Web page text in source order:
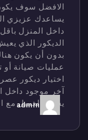
الافضل سوف
يساعدك عزيزي
داخل المنزل
الديكور الذي
بدون أن يكون
عمليات صيانة أو
اختيار ديكور
آخر موجود داخل
يشعر العميل مع
admin